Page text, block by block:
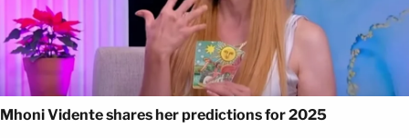
Mhoni Vidente shares her predictions for 2025